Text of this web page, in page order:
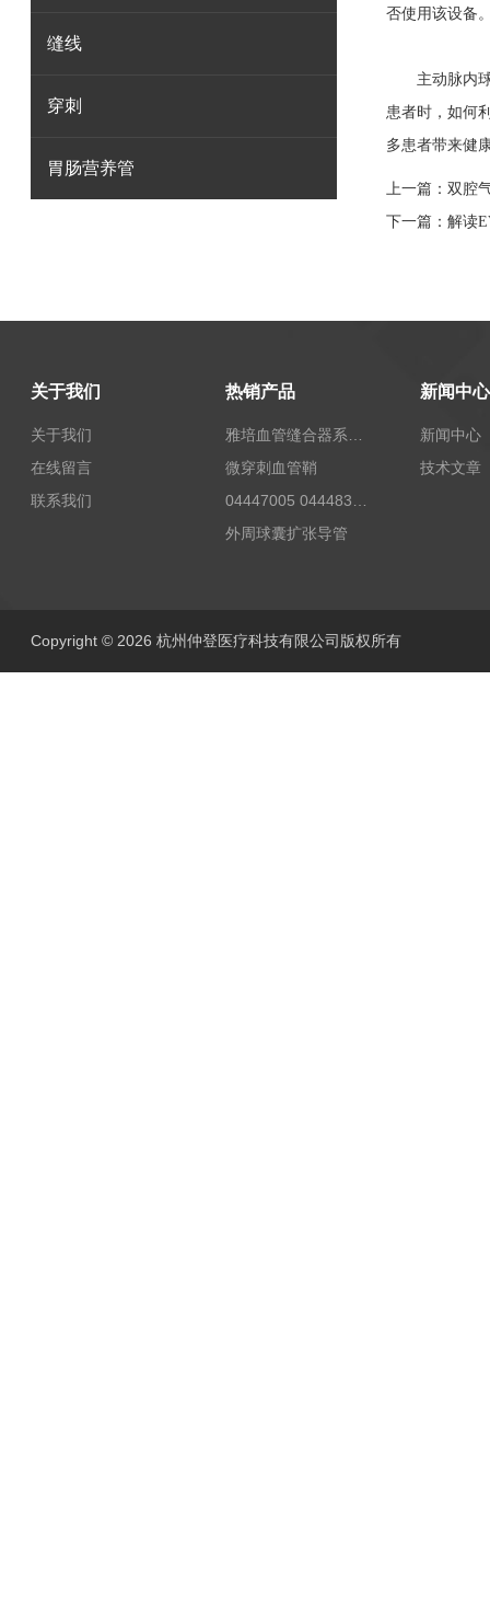
缝线
穿刺
胃肠营养管
否使用该设备
主动脉内球
患者时，如何
多患者带来健
上一篇： 双腔
下一篇： 解读
关于我们
关于我们
在线留言
联系我们
热销产品
微穿刺血管鞘
外周球囊扩张导管
新闻中心
新闻中心
技术文章
Copyright © 2026 杭州仲登医疗科技有限公司版权所有